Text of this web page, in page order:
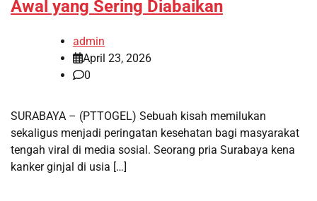
Awal yang Sering Diabaikan
admin
April 23, 2026
0
SURABAYA – (PTTOGEL) Sebuah kisah memilukan
sekaligus menjadi peringatan kesehatan bagi masyarakat
tengah viral di media sosial. Seorang pria Surabaya kena
kanker ginjal di usia […]